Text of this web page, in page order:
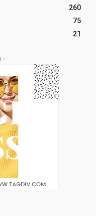
260
75
21
-